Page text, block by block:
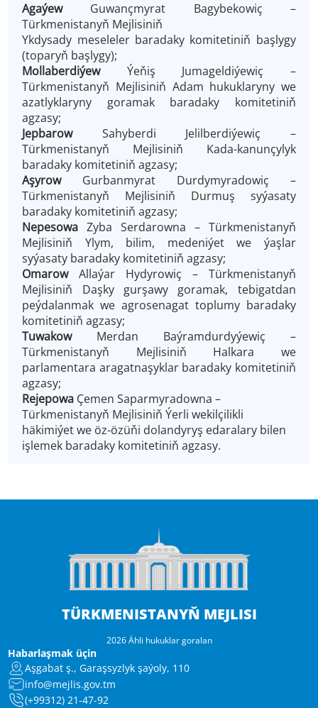
AgaýewGuwançmyrat Bagybekowiç –
Türkmenistanyň Mejlisiniň
Ykdysady meseleler baradaky komitetiniň başlygy
(toparyň başlygy);
MollaberdiýewÝeňiş Jumageldiýewiç –
Türkmenistanyň Mejlisiniň Adam hukuklaryny we
azatlyklaryny goramak baradaky komitetiniň
agzasy;
JepbarowSahyberdi Jelilberdiýewiç –
Türkmenistanyň Mejlisiniň Kada-kanunçylyk
baradaky komitetiniň agzasy;
Aşyrow Gurbanmyrat Durdymyradowiç –
Türkmenistanyň Mejlisiniň Durmuş syýasaty
baradaky komitetiniň agzasy;
NepesowaZyba Serdarowna – Türkmenistanyň
Mejlisiniň Ylym, bilim, medeniýet we ýaşlar
syýasaty baradaky komitetiniň agzasy;
OmarowAllaýar Hydyrowiç – Türkmenistanyň
Mejlisiniň Daşky gurşawy goramak, tebigatdan
peýdalanmak we agrosenagat toplumy baradaky
komitetiniň agzasy;
TuwakowMerdan Baýramdurdyýewiç –
Türkmenistanyň Mejlisiniň Halkara we
parlamentara aragatnaşyklar baradaky komitetiniň
agzasy;
Rejepowa Çemen Saparmyradowna –
Türkmenistanyň Mejlisiniň Ýerli wekilçilikli
häkimiýet we öz-özüňi dolandyryş edaralary bilen
işlemek baradaky komitetiniň agzasy.
TÜRKMENISTANYŇ MEJLISI
2026 Ähli hukuklar goralan
Habarlaşmak üçin
Aşgabat ş., Garaşsyzlyk şaýoly, 110
info@mejlis.gov.tm
(+99312) 21-47-92